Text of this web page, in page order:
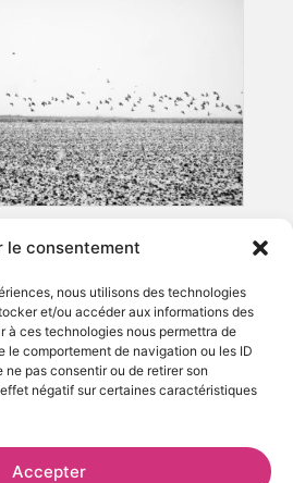
le consentement
nous utilisons des technologies
et/ou accéder aux informations des
à ces technologies nous permettra de
le comportement de navigation ou les ID
pas consentir ou de retirer son
négatif sur certaines caractéristiques
Accepter